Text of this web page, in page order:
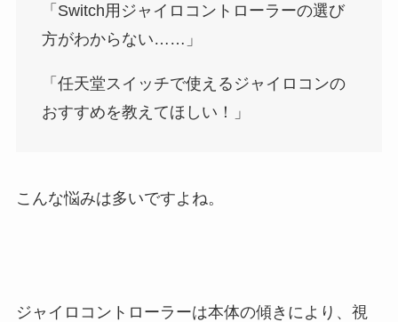
「Switch用ジャイロコントローラーの選び
方がわからない……」
「任天堂スイッチで使えるジャイロコンの
おすすめを教えてほしい！」
こんな悩みは多いですよね。
ジャイロコントローラーは本体の傾きにより、視